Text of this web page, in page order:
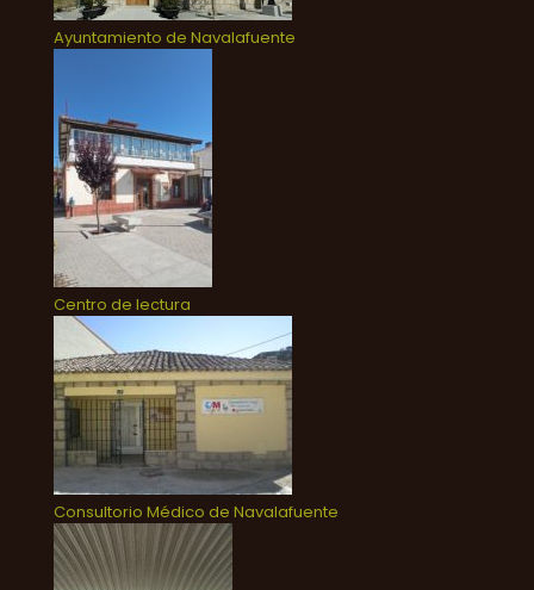
Ayuntamiento de Navalafuente
Centro de lectura
Consultorio Médico de Navalafuente